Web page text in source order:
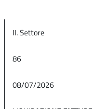
II. Settore
86
08/07/2026